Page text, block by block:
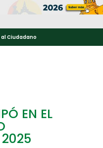
Ciudadano
EN EL
2025